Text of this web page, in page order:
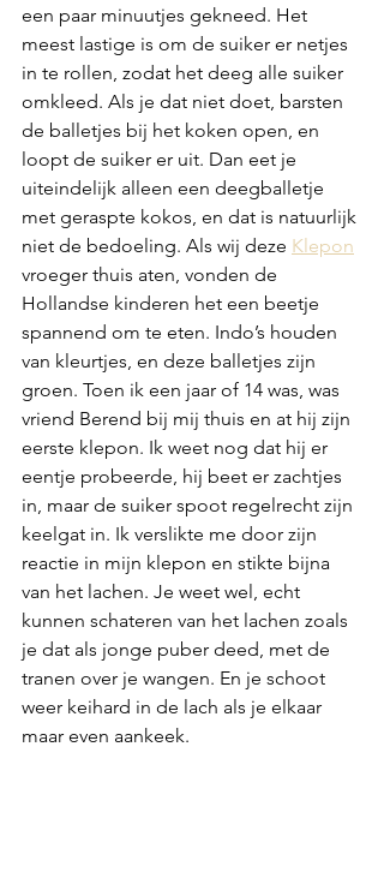
een paar minuutjes gekneed. Het
meest lastige is om de suiker er netjes
in te rollen, zodat het deeg alle suiker
omkleed. Als je dat niet doet, barsten
de balletjes bij het koken open, en
loopt de suiker er uit. Dan eet je
uiteindelijk alleen een deegballetje
met geraspte kokos, en dat is natuurlijk
niet de bedoeling. Als wij deze Klepon
vroeger thuis aten, vonden de
Hollandse kinderen het een beetje
spannend om te eten. Indo’s houden
van kleurtjes, en deze balletjes zijn
groen. Toen ik een jaar of 14 was, was
vriend Berend bij mij thuis en at hij zijn
eerste klepon. Ik weet nog dat hij er
eentje probeerde, hij beet er zachtjes
in, maar de suiker spoot regelrecht zijn
keelgat in. Ik verslikte me door zijn
reactie in mijn klepon en stikte bijna
van het lachen. Je weet wel, echt
kunnen schateren van het lachen zoals
je dat als jonge puber deed, met de
tranen over je wangen. En je schoot
weer keihard in de lach als je elkaar
maar even aankeek.